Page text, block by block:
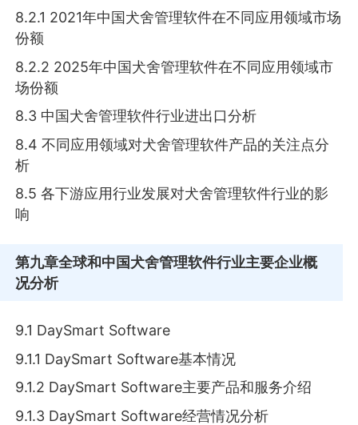
8.2.1 2021年中国犬舍管理软件在不同应用领域市场
份额
8.2.2 2025年中国犬舍管理软件在不同应用领域市
场份额
8.3 中国犬舍管理软件行业进出口分析
8.4 不同应用领域对犬舍管理软件产品的关注点分
析
8.5 各下游应用行业发展对犬舍管理软件行业的影
响
第九章全球和中国犬舍管理软件行业主要企业概
况分析
9.1 DaySmart Software
9.1.1 DaySmart Software基本情况
9.1.2 DaySmart Software主要产品和服务介绍
9.1.3 DaySmart Software经营情况分析